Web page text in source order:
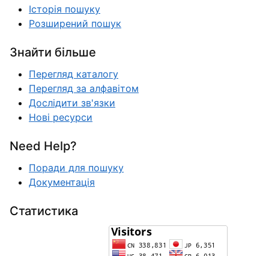
Історія пошуку
Розширений пошук
Знайти більше
Перегляд каталогу
Перегляд за алфавітом
Дослідити зв'язки
Нові ресурси
Need Help?
Поради для пошуку
Документація
Статистика